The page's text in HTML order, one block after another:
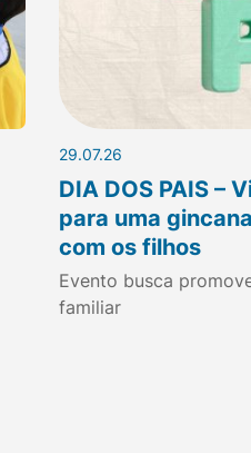
29.07.26
DIA DOS PAIS –
para uma
com os filhos
Evento busca
familiar